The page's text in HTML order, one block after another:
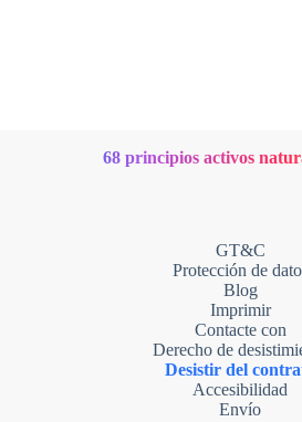
68 principios activos
GT&C
Protección de
Blog
Imprimir
Contacte con
Derecho de
Desistir del
Accesibilidad
Envío